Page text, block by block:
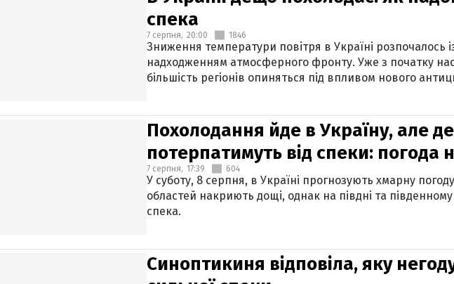
спека
7 серпня, 20:00 1846
Зниження температури повітря в Україні розпочалось
надходженням атмосферного фронту. Уже з початку
більшість регіонів опиняться під впливом нового
Похолодання йде в Україну, але
потерпатимуть від спеки: погода
7 серпня, 17:39 604
У суботу, 8 серпня, в Україні прогнозують хмарну
областей накриють дощі, однак на півдні та
спека.
Синоптикиня відповіла, яку